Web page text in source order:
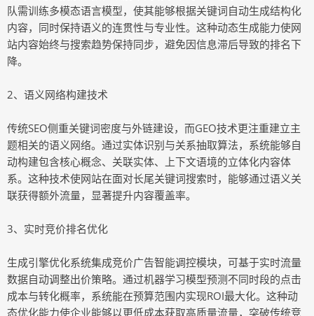
队需训练多模态语言模型，使其能够根据关键词自动生成结构化
内容，同时保持语义的连贯性与专业性。这种动态生成能力使网
站内容始终与搜索趋势保持同步，避免因信息滞后导致的排名下
降。
2、语义网络构建技术
传统SEO侧重关键词密度与外链建设，而GEO技术更注重建立主
题相关的语义网络。通过实体识别与关系抽取算法，系统能够自
动构建包含核心概念、关联实体、上下文语境的立体化内容体
系。这种技术使网站在面对长尾关键词搜索时，能够通过语义关
联获得额外流量，显著提升内容覆盖率。
3、实时竞价排名优化
生成引擎优化系统集成竞价广告智能调控模块，可基于实时流量
数据自动调整出价策略。通过机器学习模型预测不同时段的点击
成本与转化概率，系统能在预算范围内实现ROI最大化。这种动
态优化能力使企业能够以更低成本获取高质量流量，突破传统竞